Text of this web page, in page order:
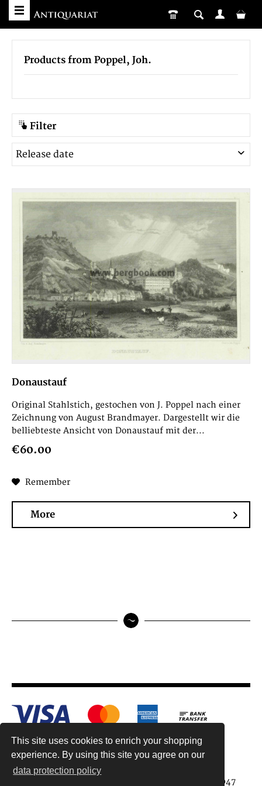
This site uses cookies to enrich your shopping
experience. By using this site you agree on our
data protection policy
Products from Poppel, Joh.
Filter
Donaustauf
Original Stahlstich, gestochen von J. Poppel nach einer
Zeichnung von August Brandmayer. Dargestellt wir die
belliebteste Ansicht von Donaustauf mit der...
€60.00
Remember
More
Antiquariat Reinhold Berg ek, Wahlenstr. 8, 93047